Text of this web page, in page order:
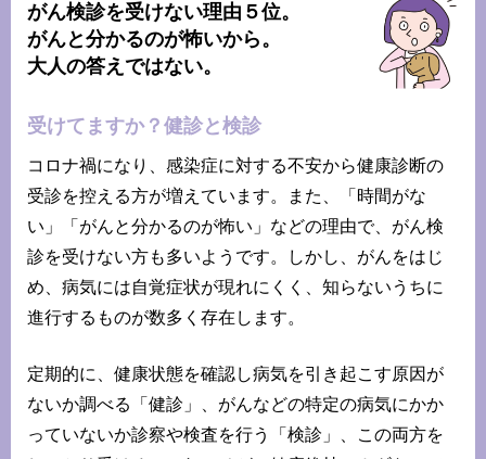
がん検診を受けない理由５位。
がんと分かるのが怖いから。
大人の答えではない。
受けてますか？健診と検診
コロナ禍になり、感染症に対する不安から健康診断の
受診を控える方が増えています。また、「時間がな
い」「がんと分かるのが怖い」などの理由で、がん検
診を受けない方も多いようです。しかし、がんをはじ
め、病気には自覚症状が現れにくく、知らないうちに
進行するものが数多く存在します。
定期的に、健康状態を確認し病気を引き起こす原因が
ないか調べる「健診」、がんなどの特定の病気にかか
っていないか診察や検査を行う「検診」、この両方を